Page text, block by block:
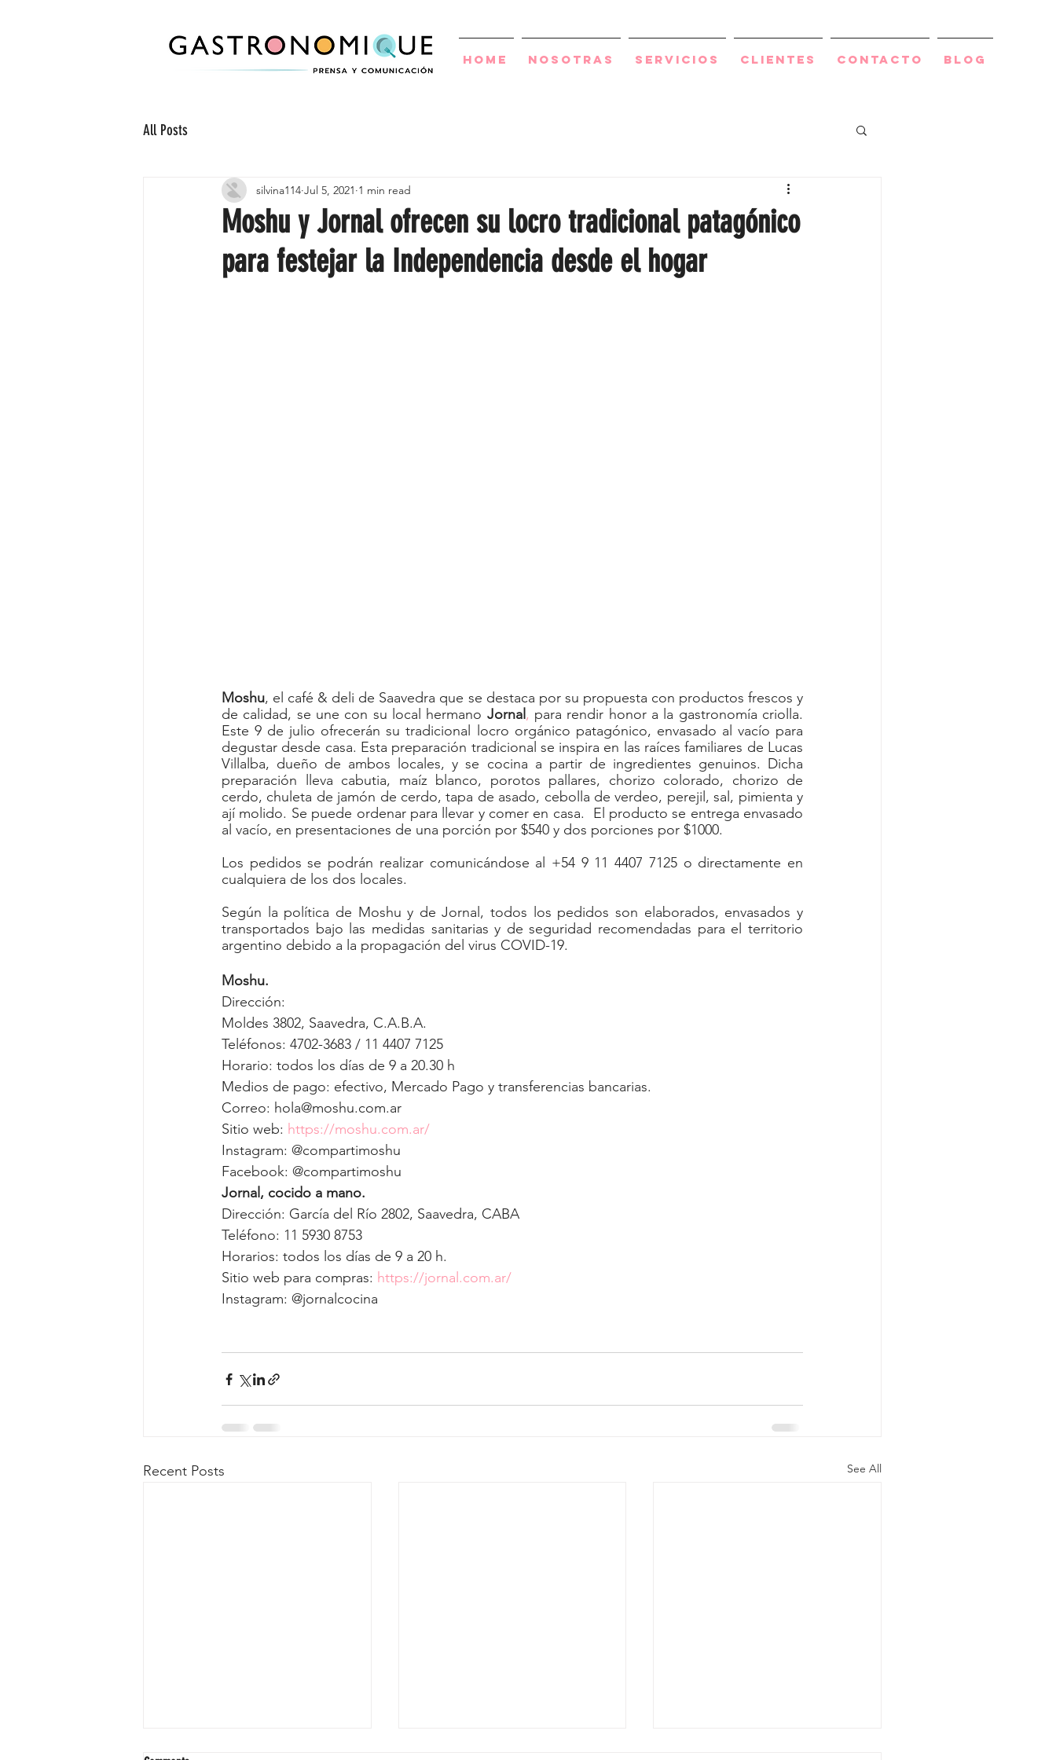
Home Nosotras Servicios Clientes Contacto BLOG
All Posts
Moshu y Jornal ofrecen su locro tradicional patagónico
para festejar la Independencia desde el hogar
silvina114 Jul 5, 2021 1 min read
Moshu, el café & deli de Saavedra que se destaca por su propuesta con productos frescos y
de calidad, se une con su local hermano Jornal, para rendir honor a la gastronomía criolla.
Este 9 de julio ofrecerán su tradicional locro orgánico patagónico, envasado al vacío para
degustar desde casa. Esta preparación tradicional se inspira en las raíces familiares de Lucas
Villalba, dueño de ambos locales, y se cocina a partir de ingredientes genuinos. Dicha
preparación lleva cabutia, maíz blanco, porotos pallares, chorizo colorado, chorizo de
cerdo, chuleta de jamón de cerdo, tapa de asado, cebolla de verdeo, perejil, sal, pimienta y
ají molido. Se puede ordenar para llevar y comer en casa.  El producto se entrega envasado
al vacío, en presentaciones de una porción por $540 y dos porciones por $1000.
Los pedidos se podrán realizar comunicándose al +54 9 11 4407 7125 o directamente en
cualquiera de los dos locales.
Según la política de Moshu y de Jornal, todos los pedidos son elaborados, envasados y
transportados bajo las medidas sanitarias y de seguridad recomendadas para el territorio
argentino debido a la propagación del virus COVID-19.
Moshu.
Dirección:
Moldes 3802, Saavedra, C.A.B.A.
Teléfonos: 4702-3683 / 11 4407 7125
Horario: todos los días de 9 a 20.30 h
Medios de pago: efectivo, Mercado Pago y transferencias bancarias.
Correo: hola@moshu.com.ar
Sitio web: https://moshu.com.ar/
Instagram: @compartimoshu
Facebook: @compartimoshu
Jornal, cocido a mano.
Dirección: García del Río 2802, Saavedra, CABA
Teléfono: 11 5930 8753
Horarios: todos los días de 9 a 20 h.
Sitio web para compras: https://jornal.com.ar/
Instagram: @jornalcocina
Recent Posts See All